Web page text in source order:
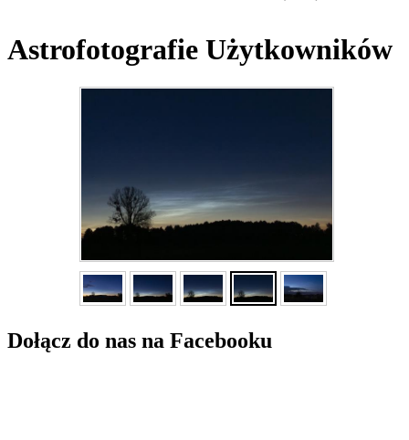
Astrofotografie Użytkowników
Dołącz do nas na Facebooku